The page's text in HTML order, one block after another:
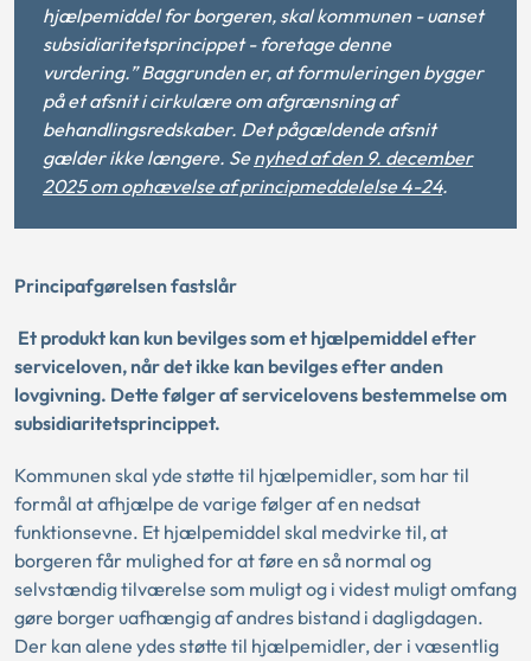
hjælpemiddel for borgeren, skal kommunen - uanset
subsidiaritetsprincippet - foretage denne
vurdering.” Baggrunden er, at formuleringen bygger
på et afsnit i cirkulære om afgrænsning af
behandlingsredskaber. Det pågældende afsnit
gælder ikke længere. Senyhed af den 9. december
2025 om ophævelse af principmeddelelse 4-24.
Principafgørelsen fastslår
Et produkt kan kun bevilges som et hjælpemiddel efter
serviceloven, når det ikke kan bevilges efter anden
lovgivning. Dette følger af servicelovens bestemmelse om
subsidiaritetsprincippet.
Kommunen skal yde støtte til hjælpemidler, som har til
formål at afhjælpe de varige følger af en nedsat
funktionsevne. Et hjælpemiddel skal medvirke til, at
borgeren får mulighed for at føre en så normal og
selvstændig tilværelse som muligt og i videst muligt omfang
gøre borger uafhængig af andres bistand i dagligdagen.
Der kan alene ydes støtte til hjælpemidler, der i væsentlig